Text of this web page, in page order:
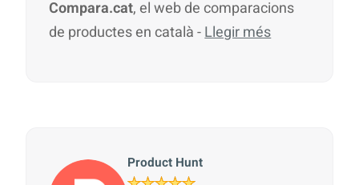
Compara.cat, el web de comparacions
de productes en català -Llegir més
Product Hunt